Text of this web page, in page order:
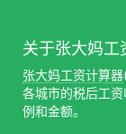
关于张大妈工
张大妈工资计算器
各城市的税后工
例和金额。